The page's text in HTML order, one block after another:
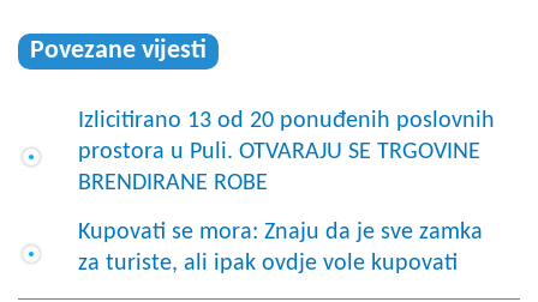
Povezane vijesti
Izlicitirano 13 od 20 ponuđenih poslovnih
prostora u Puli. OTVARAJU SE TRGOVINE
BRENDIRANE ROBE
Kupovati se mora: Znaju da je sve zamka
za turiste, ali ipak ovdje vole kupovati